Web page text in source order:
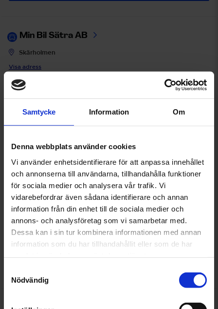
Samtycke Information Om
Denna webbplats använder cookies
Vi använder enhetsidentifierare för att anpassa innehållet
och annonserna till användarna, tillhandahålla funktioner
för sociala medier och analysera vår trafik. Vi
vidarebefordrar även sådana identifierare och annan
information från din enhet till de sociala medier och
annons- och analysföretag som vi samarbetar med.
Dessa kan i sin tur kombinera informationen med annan
information som du har tillhandahållit eller som de har
Nödvändig
Min Bil Sätra AB
Skärholmen
Visa adress
Öppettider
Onsdag
7:00 - 17:00
Söndag
stängt
Avvikande öppettider
07:00-16:00 mellan 22 Jun - 16 Aug
Kontakt
08-684 044 XX Visa numret
Visa mailadress